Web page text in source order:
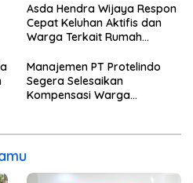
Asda Hendra Wijaya Respon
Cepat Keluhan Aktifis dan
Warga Terkait Rumah
Coco
Manajemen PT Protelindo
Segera Selesaikan
Kompensasi Warga